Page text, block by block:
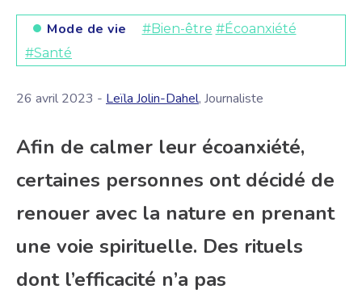
Mode de vie #Bien-être #Écoanxiété
#Santé
26 avril 2023 - Leïla Jolin-Dahel, Journaliste
Afin de calmer leur écoanxiété,
certaines personnes ont décidé de
renouer avec la nature en prenant
une voie spirituelle. Des rituels
dont l’efficacité n’a pas